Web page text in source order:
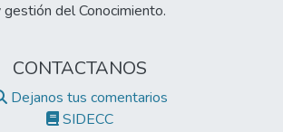
gestión del Conocimiento.
CONTACTANOS
Dejanos tus comentarios
SIDECC